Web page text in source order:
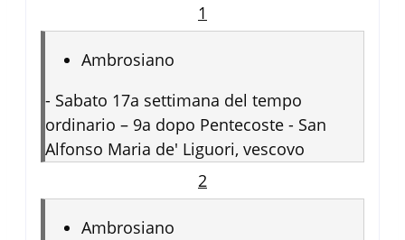
1
Ambrosiano
- Sabato 17a settimana del tempo
ordinario – 9a dopo Pentecoste - San
Alfonso Maria de' Liguori, vescovo
2
Ambrosiano